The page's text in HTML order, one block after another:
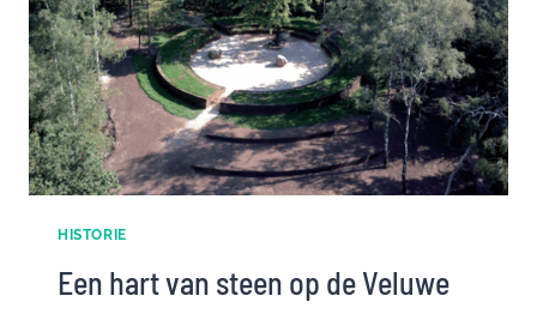
HISTORIE
Een hart van steen op de Veluwe